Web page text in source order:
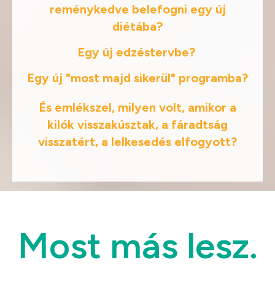
reménykedve belefogni egy új
diétába?
Egy új edzéstervbe?
Egy új "most majd sikerül" programba?
És emlékszel, milyen volt, amikor a
kilók visszakúsztak, a fáradtság
visszatért, a lelkesedés elfogyott?
Most más lesz.